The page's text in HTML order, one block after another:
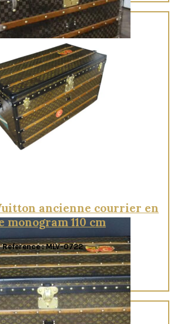
Quick View
ancienne courrier en
monogram 110 cm
Reference : MLV-0722